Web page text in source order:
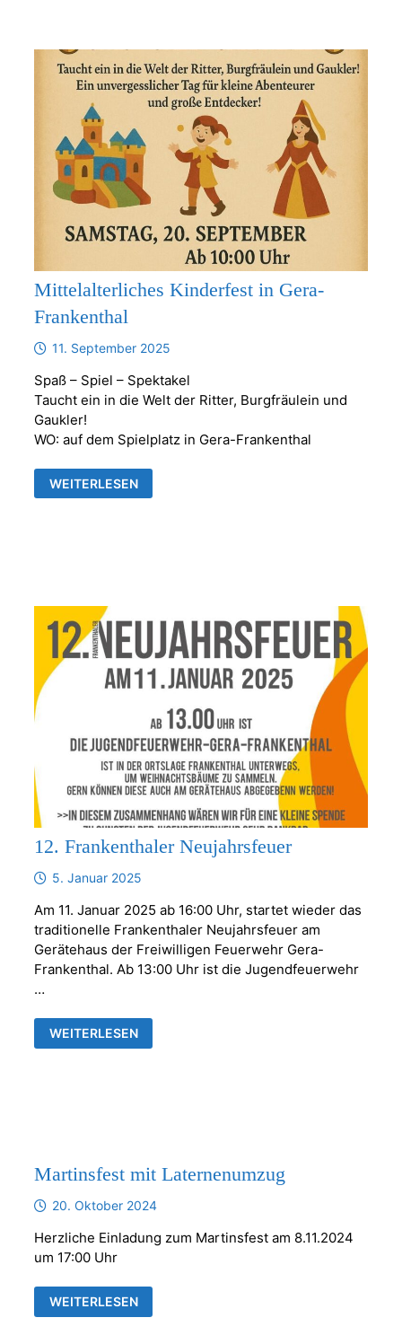
Mittelalterliches Kinderfest in Gera-
Frankenthal
11. September 2025
Spaß – Spiel – Spektakel
Taucht ein in die Welt der Ritter, Burgfräulein und
Gaukler!
WO: auf dem Spielplatz in Gera-Frankenthal
MITTELALTERLICHES
KINDERFEST
WEITERLESEN
12. Frankenthaler Neujahrsfeuer
5. Januar 2025
Am 11. Januar 2025 ab 16:00 Uhr, startet wieder das
traditionelle Frankenthaler Neujahrsfeuer am
Gerätehaus der Freiwilligen Feuerwehr Gera-
Frankenthal. Ab 13:00 Uhr ist die Jugendfeuerwehr
…
12.
FRANKENTHALER
NEUJAHRSFEUER
WEITERLESEN
Martinsfest mit Laternenumzug
20. Oktober 2024
Herzliche Einladung zum Martinsfest am 8.11.2024
um 17:00 Uhr
MARTINSFEST
MIT
LATERNENUMZUG
WEITERLESEN